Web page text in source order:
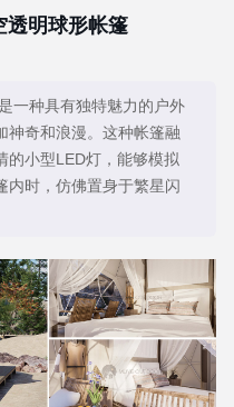
透明球形帐篷
一种具有独特魅力的户外
神奇和浪漫。这种帐篷融
的小型LED灯，能够模拟
内时，仿佛置身于繁星闪